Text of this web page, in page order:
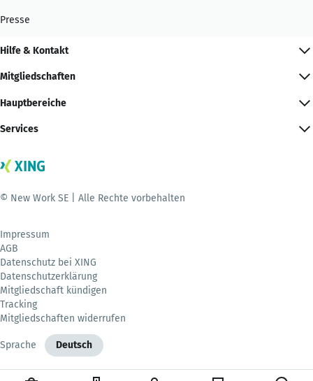
Presse
Hilfe & Kontakt
Mitgliedschaften
Hauptbereiche
Services
© New Work SE | Alle Rechte vorbehalten
Impressum
AGB
Datenschutz bei XING
Datenschutzerklärung
Mitgliedschaft kündigen
Tracking
Mitgliedschaften widerrufen
Sprache Deutsch